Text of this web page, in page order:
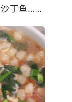
沙丁鱼……